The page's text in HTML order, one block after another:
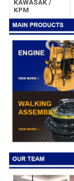
KAWASAK /
KPM